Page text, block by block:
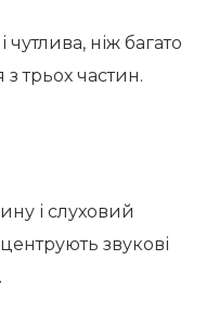
чутлива, ніж багато
трьох частин.
і слуховий
звукові